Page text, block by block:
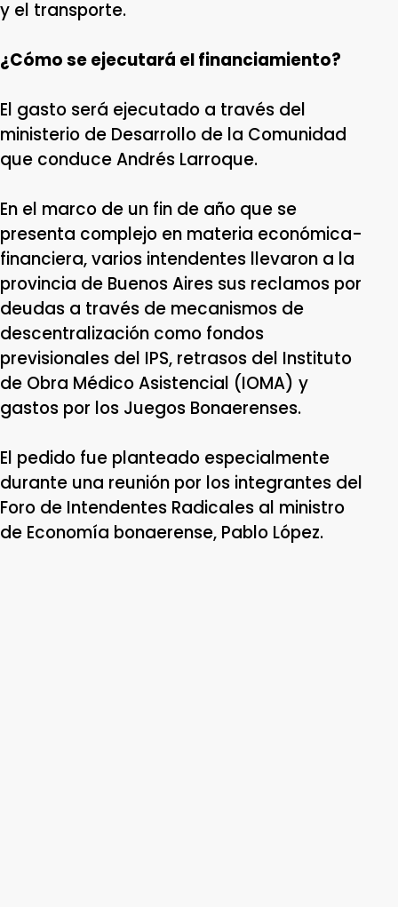
y el transporte.
¿Cómo se ejecutará el financiamiento?
El gasto será ejecutado a través del
ministerio de Desarrollo de la Comunidad
que conduce Andrés Larroque.
En el marco de un fin de año que se
presenta complejo en materia económica-
financiera, varios intendentes llevaron a la
provincia de Buenos Aires sus reclamos por
deudas a través de mecanismos de
descentralización como fondos
previsionales del IPS, retrasos del Instituto
de Obra Médico Asistencial (IOMA) y
gastos por los Juegos Bonaerenses.
El pedido fue planteado especialmente
durante una reunión por los integrantes del
Foro de Intendentes Radicales al ministro
de Economía bonaerense, Pablo López.